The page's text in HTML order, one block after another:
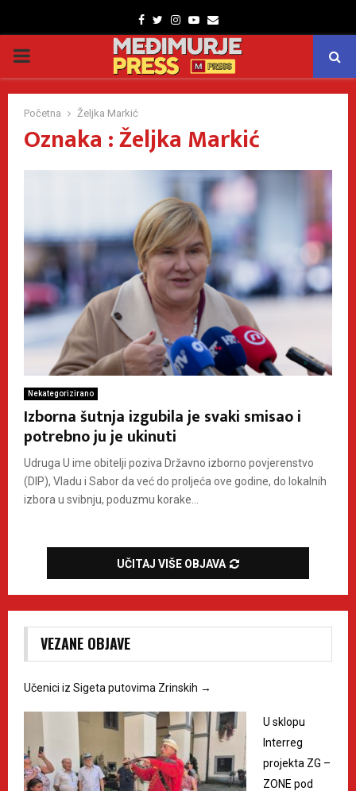
Facebook
TwitterInstagram
Youtube
Email
PRIMARY
MENU
Početna Željka Markić
Oznaka : Željka Markić
Nekategorizirano
Izborna šutnja izgubila je svaki smisao i
potrebno ju je ukinuti
Udruga U ime obitelji poziva Državno izborno povjerenstvo
(DIP), Vladu i Sabor da već do proljeća ove godine, do lokalnih
izbora u svibnju, poduzmu korake...
UČITAJ VIŠE OBJAVA
VEZANE OBJAVE
Učenici iz Sigeta putovima Zrinskih →
U sklopu
Interreg
projekta ZG –
ZONE pod